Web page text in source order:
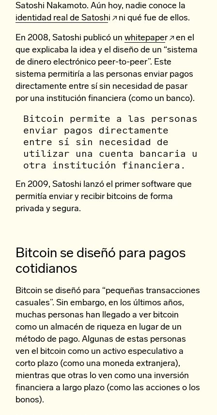
Satoshi Nakamoto. Aún hoy, nadie conoce la
identidad real de Satoshi
ni qué fue de ellos.
En 2008, Satoshi publicó un whitepaper
en el
que explicaba la idea y el diseño de un “sistema
de dinero electrónico peer-to-peer”. Este
sistema permitiría a las personas enviar pagos
directamente entre sí sin necesidad de pasar
por una institución financiera (como un banco).
Bitcoin permite a las personas
enviar pagos directamente
entre sí sin necesidad de
utilizar una cuenta bancaria u
otra institución financiera.
En 2009, Satoshi lanzó el primer software que
permitía enviar y recibir bitcoins de forma
privada y segura.
Bitcoin se diseñó para pagos
cotidianos
Bitcoin se diseñó para “pequeñas transacciones
casuales”. Sin embargo, en los últimos años,
muchas personas han llegado a ver bitcoin
como un almacén de riqueza en lugar de un
método de pago. Algunas de estas personas
ven el bitcoin como un activo especulativo a
corto plazo (como una moneda extranjera),
mientras que otras lo ven como una inversión
financiera a largo plazo (como las acciones o los
bonos).